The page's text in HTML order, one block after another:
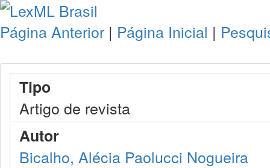
Página Anterior | Página Inicial |
Tipo
Artigo de revista
Autor
Bicalho, Alécia Paolucci Nogueira